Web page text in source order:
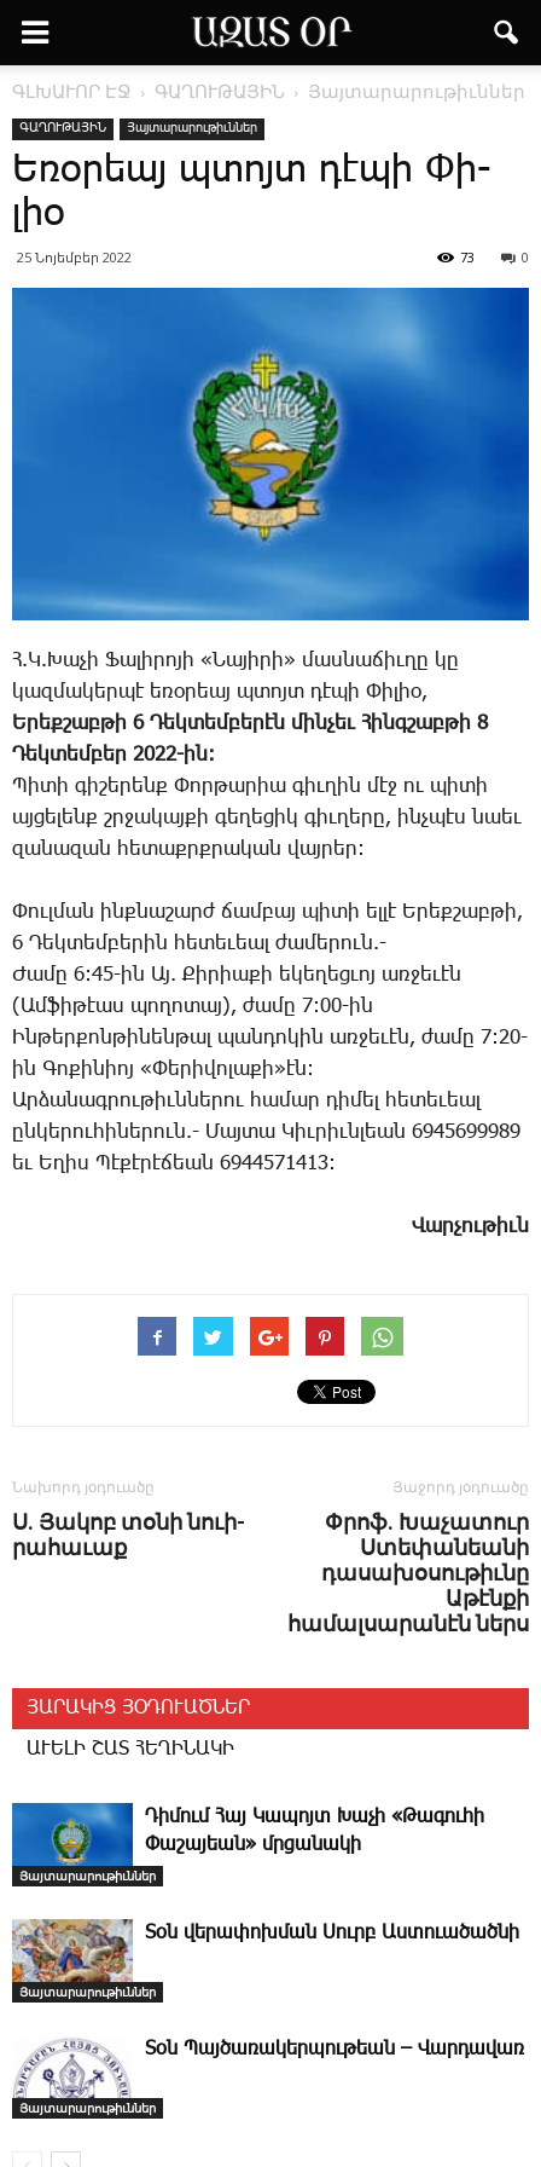
ԳԼԽԱՒՈՐ ԷՋ ԳԱՂՈՒԹԱՅԻՆ Յայտարարութիւններ
ԳԱՂՈՒԹԱՅԻՆ Յայտարարութիւններ
Ե­ռօ­րեայ պտոյտ դէ­պի ­Փի­
լիօ
25 Նոյեմբեր 2022 0
73
Հ.Կ.­­Խա­չի ­­Ֆա­լի­րո­յի «­­Նա­յի­րի» մաս­նա­ճիւ­ղը կը
կազ­մա­կեր­պէ ե­ռօ­րեայ պտոյտ դէ­պի ­­Փի­լիօ,
Ե­րեք­շաբ­թի 6 ­­Դեկ­տեմ­բե­րէն մին­չեւ ­­Հինգ­շաբ­թի 8
­­Դեկ­տեմ­բեր 2022-ին:
­­Պի­տի գի­շե­րենք ­­Փոր­թա­րիա գիւ­ղին մէջ ու պի­տի
այ­ցե­լենք շրջա­կայ­քի գե­ղե­ցիկ գիւ­ղե­րը, ինչ­պէս նաեւ
զա­նա­զան հե­տաքրք­րա­կան վայ­րեր:
Փուլ­ման ինք­նա­շարժ ճամ­բայ պի­տի ել­լէ Ե­րեք­շաբ­թի,
6 ­­Դեկ­տեմ­բե­րին հե­տե­ւեալ ժա­մե­րուն.-
­­Ժա­մը 6:45-ին Այ. ­­Քի­րիա­քի ե­կե­ղեց­ւոյ առ­ջե­ւէն
(Ամ­ֆի­թէաս պո­ղո­տայ), ժա­մը 7:00-ին
Ին­թեր­քոն­թի­նեն­թալ պան­դո­կին առ­ջե­ւէն, ժա­մը 7:20-
ին ­­Գո­քի­նիոյ «­­Փե­րի­վո­լա­քի»էն:
Ար­ձա­նագ­րու­թիւն­նե­րու հա­մար դի­մել հե­տե­ւեալ
ըն­կե­րու­հի­նե­րուն.- ­­Մայ­տա ­­Կիւ­րիւն­լեան 6945699989
եւ Ե­ղիս ­­Պէ­քէ­րէ­ճեան 6944571413:
­­Վար­չու­թիւն
Նախորդ յօդուածը
Ս. ­Յա­կոբ տօ­նի նո­ւի­
րա­հա­ւաք
Յաջորդ յօդուածը
Փրոֆ. Խաչատուր
Ստեփանեանի
դասախօսութիւնը
Աթէնքի
համալսարանէն ներս
ՅԱՐԱԿԻՑ ՅՕԴՈՒԱԾՆԵՐ
ԱՒԵԼԻ ՇԱՏ ՀԵՂԻՆԱԿԻ
Յայտարարութիւններ
­Դի­մում ­Հայ Կապոյտ Խաչի «Թագուհի
Փաշայեան» մրցանակի
Յայտարարութիւններ
­Տօն վերափոխման Սուրբ Աստուածածնի
Յայտարարութիւններ
­Տօն Պայծառակերպութեան – Վարդավառ